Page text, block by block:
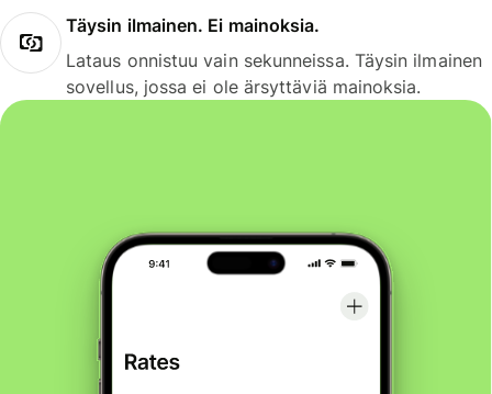
Täysin ilmainen. Ei mainoksia.
Lataus onnistuu vain sekunneissa. Täysin ilmainen
sovellus, jossa ei ole ärsyttäviä mainoksia.